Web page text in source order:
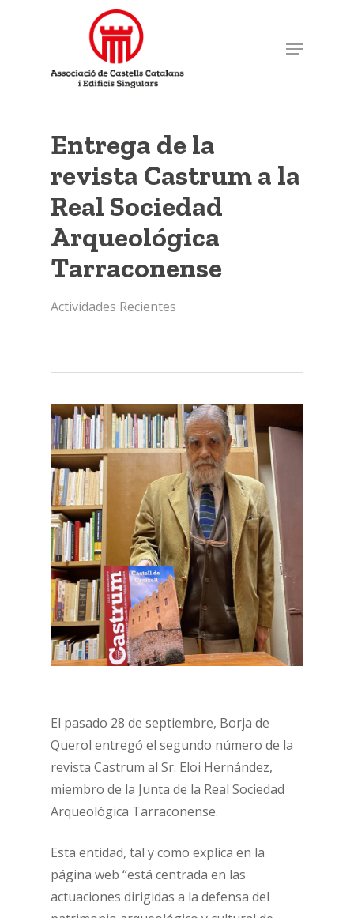
Menu
Entrega de la
revista Castrum a la
Real Sociedad
Arqueológica
Tarraconense
Actividades Recientes
El pasado 28 de septiembre, Borja de
Querol entregó el segundo número de la
revista Castrum al Sr. Eloi Hernández,
miembro de la Junta de la Real Sociedad
Arqueológica Tarraconense.
Esta entidad, tal y como explica en la
página web “está centrada en las
actuaciones dirigidas a la defensa del